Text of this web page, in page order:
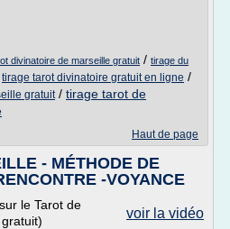
divinatoire de marseille gratuit / tirage du
tirage tarot divinatoire gratuit en ligne /
gratuit/ tirage tarot de
Haut de page
- MÉTHODE DE
-VOYANCE
voir la vidéo
le Tarot de